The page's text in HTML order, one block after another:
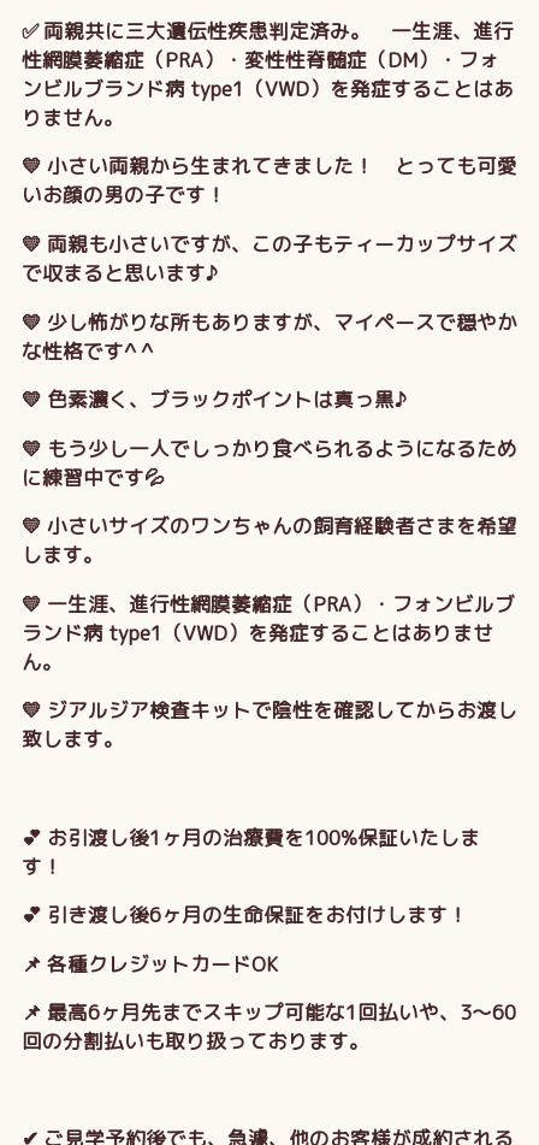
✅ 両親共に三大遺伝性疾患判定済み。 一生涯、進行
性網膜萎縮症（PRA）・変性性脊髄症（DM）・フォ
ンビルブランド病 type1（VWD）を発症することはあ
りません。
💛 小さい両親から生まれてきました！ とっても可愛
いお顔の男の子です！
💛 両親も小さいですが、この子もティーカップサイズ
で収まると思います♪
💛 少し怖がりな所もありますが、マイペースで穏やか
な性格です^ ^
💛 色素濃く、ブラックポイントは真っ黒♪
💛 もう少し一人でしっかり食べられるようになるため
に練習中です💦
💛 小さいサイズのワンちゃんの飼育経験者さまを希望
します。
💛 一生涯、進行性網膜萎縮症（PRA）・フォンビルブ
ランド病 type1（VWD）を発症することはありませ
ん。
💛 ジアルジア検査キットで陰性を確認してからお渡し
致します。
💕 お引渡し後1ヶ月の治療費を100%保証いたしま
す！
💕 引き渡し後6ヶ月の生命保証をお付けします！
📌 各種クレジットカードOK
📌 最高6ヶ月先までスキップ可能な1回払いや、3～60
回の分割払いも取り扱っております。
✔ ご見学予約後でも、急遽、他のお客様が成約される